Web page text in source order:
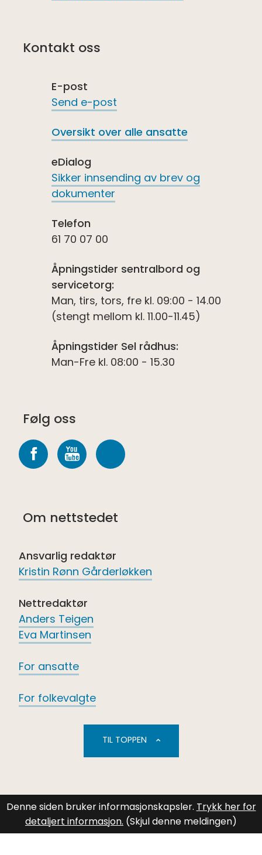
Kontakt oss
E-post
Send e-post
Oversikt over alle ansatte
eDialog
Sikker innsending av brev og
dokumenter
Telefon
61 70 07 00
Åpningstider sentralbord og
servicetorg:
Man, tirs, tors, fre kl. 09:00 - 14.00
(stengt mellom kl. 11.00-11.45)
Åpningstider Sel rådhus:
Man-Fre kl. 08:00 - 15.30
Følg oss
FacebookyoutubeSpotify
Om nettstedet
Ansvarlig redaktør
Kristin Rønn Gårderløkken
Nettredaktør
Anders Teigen
Eva Martinsen
For ansatte
For folkevalgte
TIL TOPPEN
Denne siden bruker informasjonskapsler. Trykk her for
detaljert informasjon. (Skjul denne meldingen)